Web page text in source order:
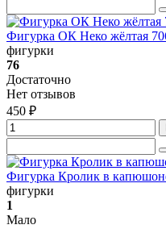
Фигурка ОК Неко жёлтая
фигурки
76
Достаточно
Нет отзывов
450 ₽
Фигурка Кролик в
фигурки
1
Мало